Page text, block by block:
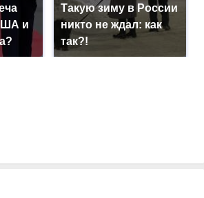
и
Такую зиму в России
никто не ждал: как
так?!